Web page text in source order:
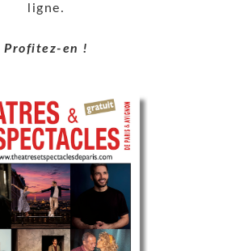
ligne.
Profitez-en !